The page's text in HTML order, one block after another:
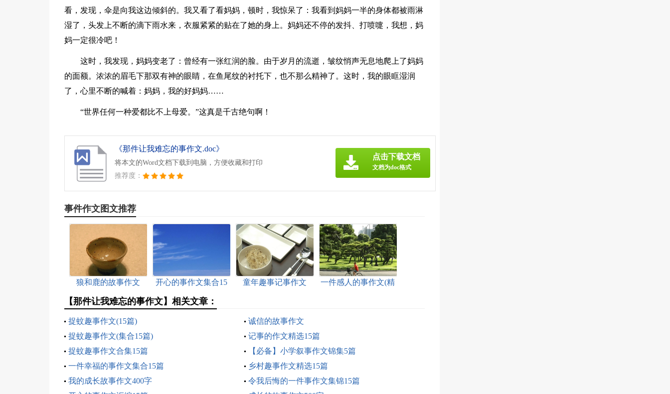
看，发现，伞是向我这边倾斜的。我又看了看妈妈，顿时，我惊呆了：我看到妈妈一半的身体都被雨淋
湿了，头发上不断的滴下雨水来，衣服紧紧的贴在了她的身上。妈妈还不停的发抖、打喷嚏，我想，妈
妈一定很冷吧！
这时，我发现，妈妈变老了：曾经有一张红润的脸。由于岁月的流逝，皱纹悄声无息地爬上了妈妈
的面额。浓浓的眉毛下那双有神的眼睛，在鱼尾纹的衬托下，也不那么精神了。这时，我的眼眶湿润
了，心里不断的喊着：妈妈，我的好妈妈……
“世界任何一种爱都比不上母爱。”这真是千古绝句啊！
《那件让我难忘的事作文.doc》
将本文的Word文档下载到电脑，方便收藏和打印
推荐度：
点击下载文档
文档为doc格式
事件作文图文推荐
狼和鹿的故事作文
开心的事作文集合15
童年趣事记事作文
一件感人的事作文(精
【那件让我难忘的事作文】相关文章：
捉蚊趣事作文(15篇)
诚信的故事作文
捉蚊趣事作文(集合15篇)
记事的作文精选15篇
捉蚊趣事作文合集15篇
【必备】小学叙事作文锦集5篇
一件幸福的事作文集合15篇
乡村趣事作文精选15篇
我的成长故事作文400字
令我后悔的一件事作文集锦15篇